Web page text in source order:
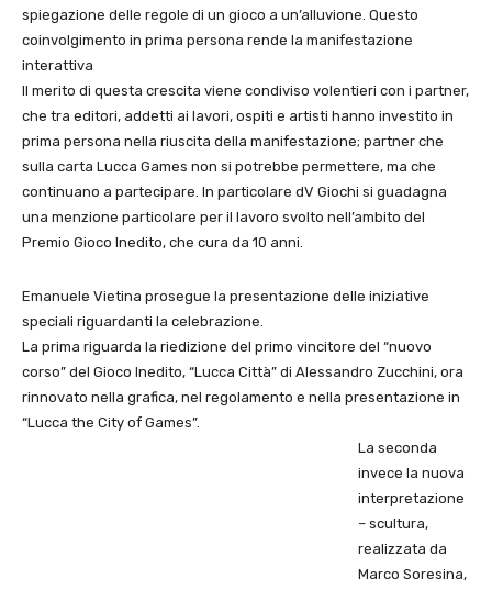
spiegazione delle regole di un gioco a un’alluvione. Questo
coinvolgimento in prima persona rende la manifestazione
interattiva
Il merito di questa crescita viene condiviso volentieri con i partner,
che tra editori, addetti ai lavori, ospiti e artisti hanno investito in
prima persona nella riuscita della manifestazione; partner che
sulla carta Lucca Games non si potrebbe permettere, ma che
continuano a partecipare. In particolare dV Giochi si guadagna
una menzione particolare per il lavoro svolto nell’ambito del
Premio Gioco Inedito, che cura da 10 anni.
Emanuele Vietina prosegue la presentazione delle iniziative
speciali riguardanti la celebrazione.
La prima riguarda la riedizione del primo vincitore del “nuovo
corso” del Gioco Inedito, “Lucca Città” di Alessandro Zucchini, ora
rinnovato nella grafica, nel regolamento e nella presentazione in
“Lucca the City of Games”.
La seconda
invece la nuova
interpretazione
– scultura,
realizzata da
Marco Soresina,